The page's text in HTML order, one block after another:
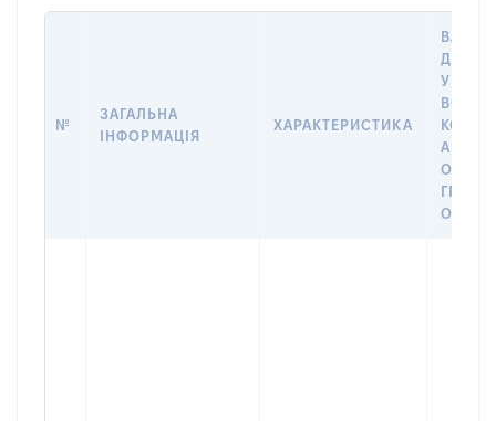
№
ЗАГАЛЬНА
ІНФОРМАЦІЯ
ХАРАКТЕРИСТИКА
ДАТУ
У
АБО